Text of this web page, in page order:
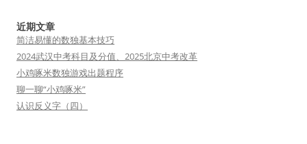
近期文章
简洁易懂的数独基本技巧
2024武汉中考科目及分值、2025北京中考改革
小鸡啄米数独游戏出题程序
聊一聊“小鸡啄米”
认识反义字（四）